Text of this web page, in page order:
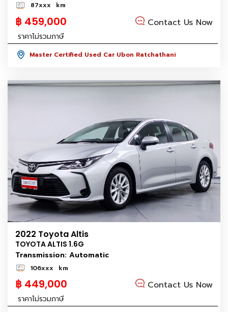
87xxx km
฿ 459,000 Contact Us Now
ราคาไม่รวมภาษี
Master Certified Used Car Ubon Ratchathani
2022 Toyota Altis
TOYOTA ALTIS 1.6G
Transmission: Automatic
106xxx km
฿ 449,000 Contact Us Now
ราคาไม่รวมภาษี